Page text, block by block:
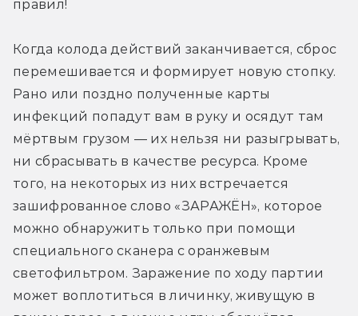
правил!
Когда колода действий заканчивается, сброс
перемешивается и формирует новую стопку.
Рано или поздно полученные карты
инфекций попадут вам в руку и осядут там
мёртвым грузом — их нельзя ни разыгрывать,
ни сбрасывать в качестве ресурса. Кроме
того, на некоторых из них встречается
зашифрованное слово «ЗАРАЖЁН», которое
можно обнаружить только при помощи
специального сканера с оранжевым
светофильтром. Заражение по ходу партии
может воплотиться в личинку, живущую в